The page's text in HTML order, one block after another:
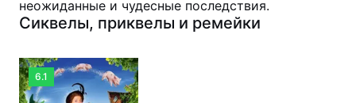
неожиданные и чудесные последствия.
Сиквелы, приквелы и ремейки
6.1